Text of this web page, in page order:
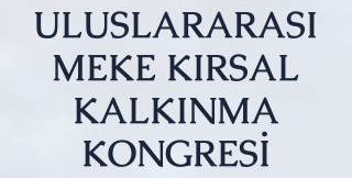
ULUSLARARASI
MEKE KIRSAL
KALKINMA
KONGRESİ